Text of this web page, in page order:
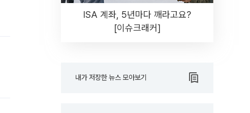
ISA 계좌, 5년마다 깨라고요?
[이슈크래커]
내가 저장한 뉴스 모아보기